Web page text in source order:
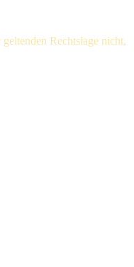
Rechtslage nicht,